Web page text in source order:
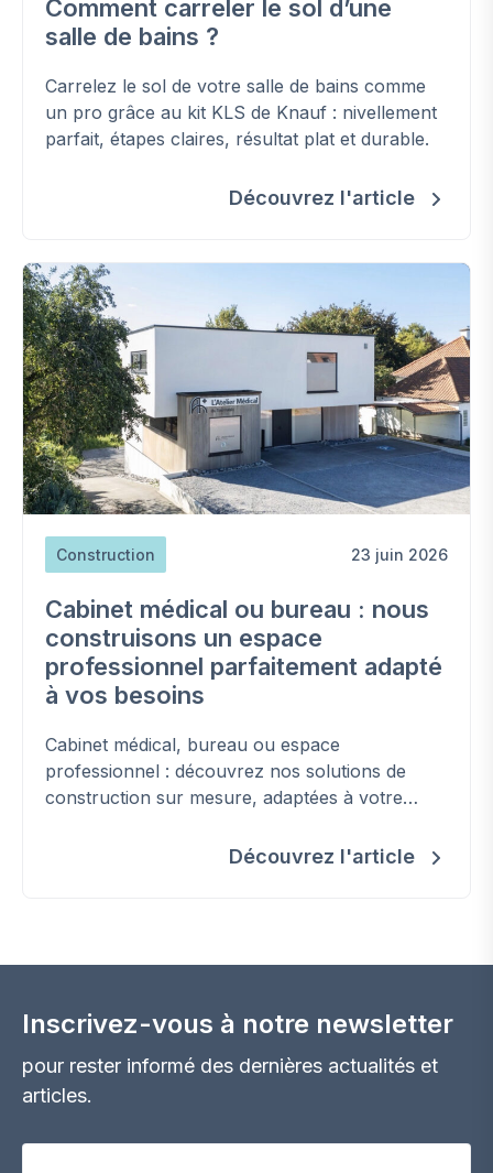
Comment carreler le sol d’une
salle de bains ?
Carrelez le sol de votre salle de bains comme
un pro grâce au kit KLS de Knauf : nivellement
parfait, étapes claires, résultat plat et durable.
Découvrez l'article
Construction 23 juin 2026
Cabinet médical ou bureau : nous
construisons un espace
professionnel parfaitement adapté
à vos besoins
Cabinet médical, bureau ou espace
professionnel : découvrez nos solutions de
construction sur mesure, adaptées à votre
Découvrez l'article
Inscrivez-vous à notre newsletter
pour rester informé des dernières actualités et
articles.